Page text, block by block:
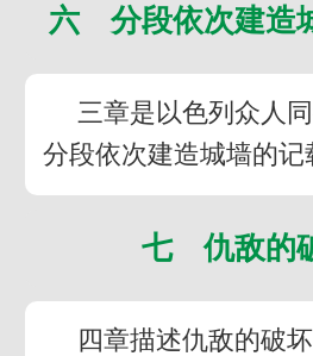
六 分段依次建造
三章是以色列众人
分段依次建造城墙的记
七 仇敌的
四章描述仇敌的破坏